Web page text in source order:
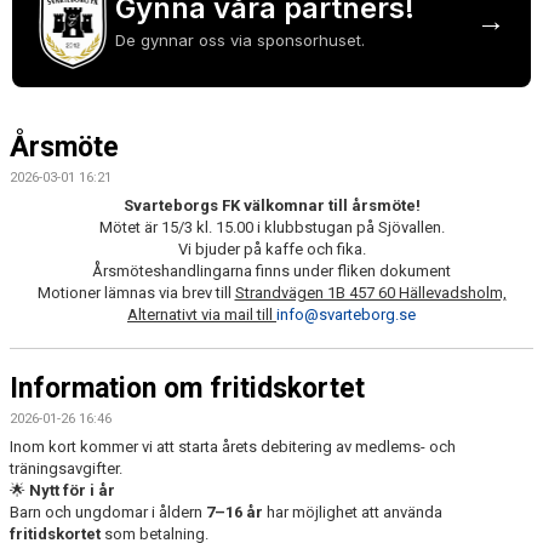
SPONSORHUSET
Gynna våra partners!
De gynnar oss via sponsorhuset.
→
Årsmöte
2026-03-01 16:21
Svarteborgs FK välkomnar till årsmöte!
Mötet är 15/3 kl. 15.00 i klubbstugan på Sjövallen.
Vi bjuder på kaffe och fika.
Årsmöteshandlingarna finns under fliken dokument
Motioner lämnas via brev till Strandvägen 1B 457 60 Hällevadsholm,
Alternativt via mail till info@svarteborg.se
Information om fritidskortet
2026-01-26 16:46
Inom kort kommer vi att starta årets debitering av medlems- och
träningsavgifter.
🌟 Nytt för i år
Barn och ungdomar i åldern 7–16 år har möjlighet att använda
fritidskortet som betalning.